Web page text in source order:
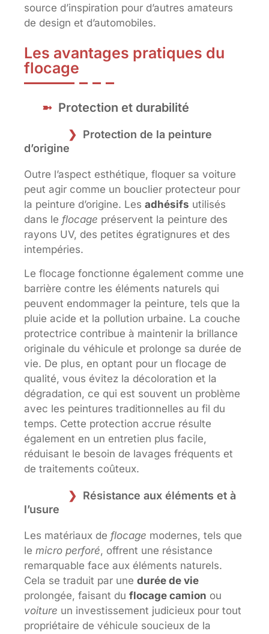
source d’inspiration pour d’autres amateurs
de design et d’automobiles.
Les avantages pratiques du
flocage
Protection et durabilité
Protection de la peinture
d’origine
Outre l’aspect esthétique, floquer sa voiture
peut agir comme un bouclier protecteur pour
la peinture d’origine. Les adhésifs utilisés
dans le flocage préservent la peinture des
rayons UV, des petites égratignures et des
intempéries.
Le flocage fonctionne également comme une
barrière contre les éléments naturels qui
peuvent endommager la peinture, tels que la
pluie acide et la pollution urbaine. La couche
protectrice contribue à maintenir la brillance
originale du véhicule et prolonge sa durée de
vie. De plus, en optant pour un flocage de
qualité, vous évitez la décoloration et la
dégradation, ce qui est souvent un problème
avec les peintures traditionnelles au fil du
temps. Cette protection accrue résulte
également en un entretien plus facile,
réduisant le besoin de lavages fréquents et
de traitements coûteux.
Résistance aux éléments et à
l’usure
Les matériaux de flocage modernes, tels que
le micro perforé, offrent une résistance
remarquable face aux éléments naturels.
Cela se traduit par une durée de vie
prolongée, faisant du flocage camion ou
voiture un investissement judicieux pour tout
propriétaire de véhicule soucieux de la